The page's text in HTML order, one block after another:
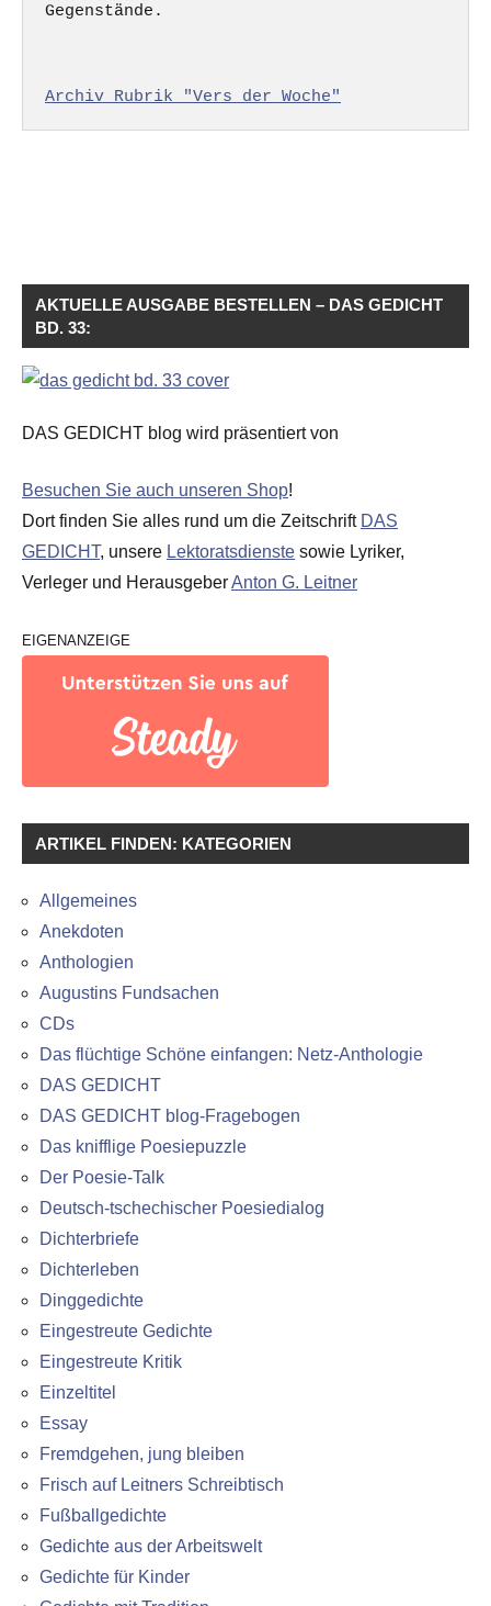
Gegenstände.
Archiv Rubrik "Vers der Woche"
AKTUELLE AUSGABE BESTELLEN – DAS GEDICHT
BD. 33:
DAS GEDICHT blog wird präsentiert von
Besuchen Sie auch unseren Shop!
Dort finden Sie alles rund um die Zeitschrift DAS
GEDICHT, unsere Lektoratsdienste sowie Lyriker,
Verleger und HerausgeberAnton G. Leitner
EIGENANZEIGE
ARTIKEL FINDEN: KATEGORIEN
Allgemeines
Anekdoten
Anthologien
Augustins Fundsachen
CDs
Das flüchtige Schöne einfangen: Netz-Anthologie
DAS GEDICHT
DAS GEDICHT blog-Fragebogen
Das knifflige Poesiepuzzle
Der Poesie-Talk
Deutsch-tschechischer Poesiedialog
Dichterbriefe
Dichterleben
Dinggedichte
Eingestreute Gedichte
Eingestreute Kritik
Einzeltitel
Essay
Fremdgehen, jung bleiben
Frisch auf Leitners Schreibtisch
Fußballgedichte
Gedichte aus der Arbeitswelt
Gedichte für Kinder